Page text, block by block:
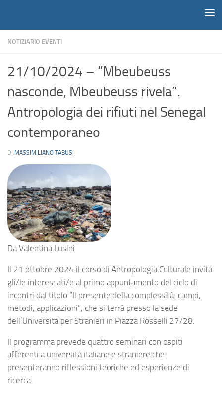
NOTIZIARIO EVENTI
21/10/2024 – “Mbeubeuss
nasconde, Mbeubeuss rivela”.
Antropologia dei rifiuti nel Senegal
contemporaneo
DI MASSIMILIANO TABUSI
DaValentina Lusini
Il 21 ottobre 2024 il corso di Antropologia Culturale invita
gli/le interessati/e al primo appuntamento del ciclo di
incontri dal titolo “Il presente della complessità: campi,
metodi, applicazioni”, che si terrà presso la sede
dell’Università per Stranieri in Piazza Rosselli 27/28.
Il programma prevede quattro seminari con ospiti
afferenti a università italiane e straniere che
presenteranno riflessioni teoriche ed esperienze di
ricerca.